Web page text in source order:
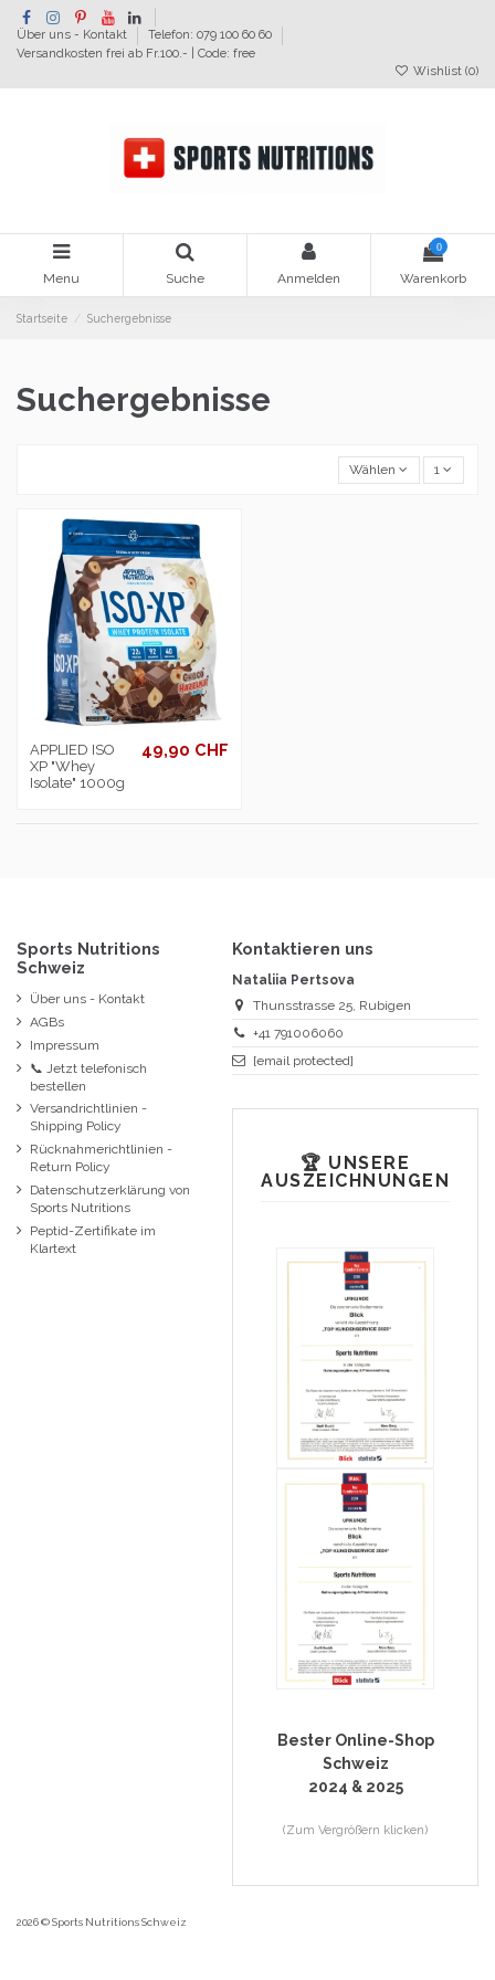
Über uns - Kontakt
Telefon: 079 100 60 60
Versandkosten frei ab Fr.100.- | Code: free
Wishlist (0)
Menu Suche Anmelden
0
Warenkorb
Startseite Suchergebnisse
Suchergebnisse
Wählen 1
APPLIED ISO
XP "Whey
Isolate" 1000g
49,90 CHF
Sports Nutritions
Schweiz
Über uns - Kontakt
AGBs
Impressum
📞 Jetzt telefonisch
bestellen
Versandrichtlinien -
Shipping Policy
Rücknahmerichtlinien -
Return Policy
Datenschutzerklärung von
Sports Nutritions
Peptid-Zertifikate im
Klartext
Kontaktieren uns
Nataliia Pertsova
Thunsstrasse 25, Rubigen
+41 791006060
[email protected]
🏆 UNSERE
AUSZEICHNUNGEN
Bester Online-Shop
Schweiz
2024 & 2025
(Zum Vergrößern klicken)
2026 © Sports Nutritions Schweiz